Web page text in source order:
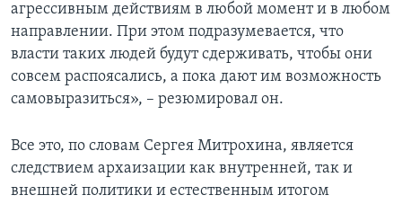
агрессивным действиям в любой момент и в любом
направлении. При этом подразумевается, что
власти таких людей будут сдерживать, чтобы они
совсем распоясались, а пока дают им возможность
самовыразиться», – резюмировал он.
Все это, по словам Сергея Митрохина, является
следствием архаизации как внутренней, так и
внешней политики и естественным итогом